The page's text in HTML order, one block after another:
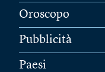
Oroscopo
Pubblicità
Paesi